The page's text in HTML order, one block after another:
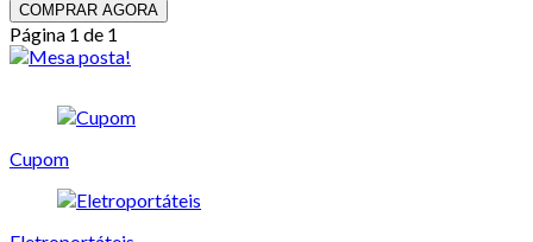
COMPRAR AGORA
Página 1 de 1
Cupom